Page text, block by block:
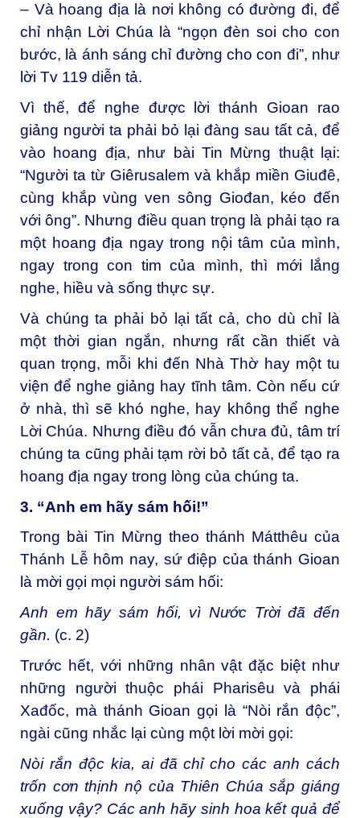
– Và hoang địa là nơi không có đường đi, để
chỉ nhận Lời Chúa là “ngọn đèn soi cho con
bước, là ánh sáng chỉ đường cho con đi”, như
lời Tv 119 diễn tả.
Vì thế, để nghe được lời thánh Gioan rao
giảng người ta phải bỏ lại đàng sau tất cả, để
vào hoang địa, như bài Tin Mừng thuật lại:
“Người ta từ Giêrusalem và khắp miền Giuđê,
cùng khắp vùng ven sông Giođan, kéo đến
với ông”. Nhưng điều quan trọng là phải tạo ra
một hoang địa ngay trong nội tâm của mình,
ngay trong con tim của mình, thì mới lắng
nghe, hiều và sống thực sự.
Và chúng ta phải bỏ lại tất cả, cho dù chỉ là
một thời gian ngắn, nhưng rất cần thiết và
quan trọng, mỗi khi đến Nhà Thờ hay một tu
viện để nghe giảng hay tĩnh tâm. Còn nếu cứ
ở nhà, thì sẽ khó nghe, hay không thể nghe
Lời Chúa. Nhưng điều đó vẫn chưa đủ, tâm trí
chúng ta cũng phải tạm rời bỏ tất cả, để tạo ra
hoang địa ngay trong lòng của chúng ta.
3. “Anh em hãy sám hối!”
Trong bài Tin Mừng theo thánh Mátthêu của
Thánh Lễ hôm nay, sứ điệp của thánh Gioan
là mời gọi mọi người sám hối:
Anh em hãy sám hối, vì Nước Trời đã đến
gần. (c. 2)
Trước hết, với những nhân vật đặc biệt như
những người thuộc phái Pharisêu và phái
Xađốc, mà thánh Gioan gọi là “Nòi rắn độc”,
ngài cũng nhắc lại cùng một lời mời gọi:
Nòi rắn độc kia, ai đã chỉ cho các anh cách
trốn cơn thịnh nộ của Thiên Chúa sắp giáng
xuống vậy? Các anh hãy sinh hoa kết quả để